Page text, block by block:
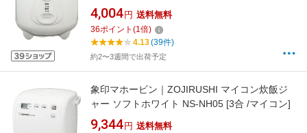
すすめ RRSAT30WT]
4,004 円 送料無料
36ポイント (1倍)
4.13(39件)
約2〜3週間で出荷予定
象印マホービン｜ZOJIRUSHI マイコン炊飯ジ
ャー ソフトホワイト NS-NH05 [3合 /マイコン]
9,344 円 送料無料